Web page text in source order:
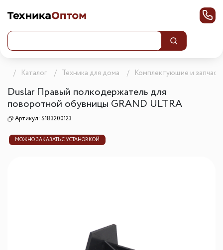
Каталог Техника для дома Комплектующие и
Duslar Правый полкодержатель для
поворотной обувницы GRAND ULTRA
Артикул: S183200123
МОЖНО ЗАКАЗАТЬ С УСТАНОВКОЙ